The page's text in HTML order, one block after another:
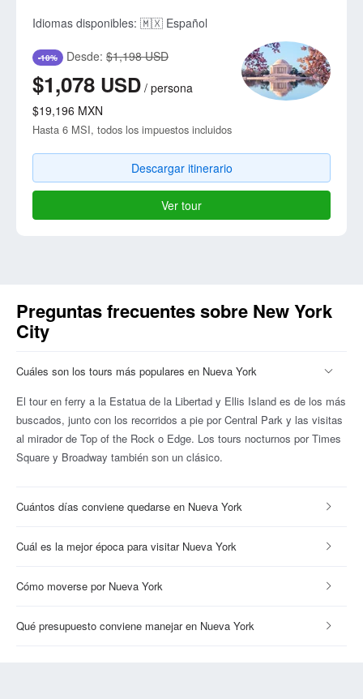
Idiomas disponibles: 🇲🇽 Español
-10% Desde: $1,198 USD
$1,078 USD / persona
$19,196 MXN
Hasta 6 MSI, todos los impuestos incluidos
Descargar itinerario
Ver tour
Preguntas frecuentes sobre New York
City
Cuáles son los tours más populares en Nueva York
El tour en ferry a la Estatua de la Libertad y Ellis Island es de los más
buscados, junto con los recorridos a pie por Central Park y las visitas
al mirador de Top of the Rock o Edge. Los tours nocturnos por Times
Square y Broadway también son un clásico.
Cuántos días conviene quedarse en Nueva York
Cuál es la mejor época para visitar Nueva York
Cómo moverse por Nueva York
Qué presupuesto conviene manejar en Nueva York